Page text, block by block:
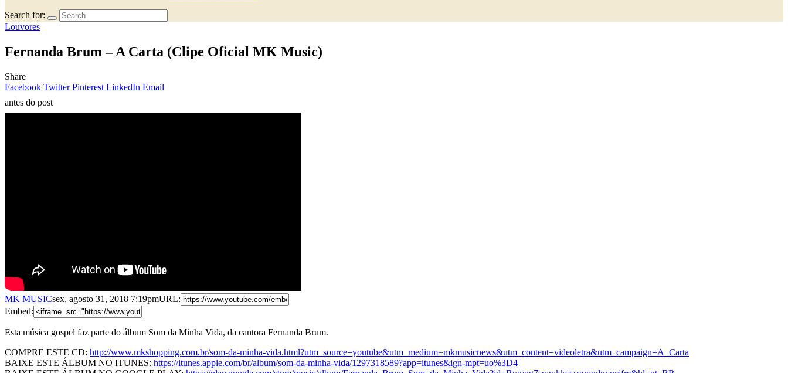
Search for:
Louvores
Fernanda Brum – A Carta (Clipe Oficial MK Music)
Share
Facebook Twitter Pinterest LinkedIn Email
antes do post
MK MUSICsex, agosto 31, 2018 7:19pmURL:
Embed:
Esta música gospel faz parte do álbum Som da Minha Vida, da cantora Fernanda Brum.
COMPRE ESTE CD: http://www.mkshopping.com.br/som-da-minha-vida.html?utm_source=youtube&utm_medium=mkmusicnews&utm_content=videoletra&utm_campaign=A_Carta
BAIXE ESTE ÁLBUM NO ITUNES: https://itunes.apple.com/br/album/som-da-minha-vida/1297318589?app=itunes&ign-mpt=uo%3D4